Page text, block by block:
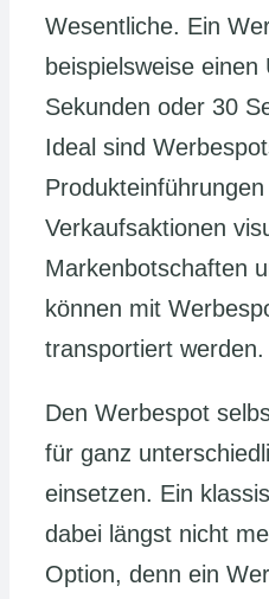
Wesentliche. Ein
beispielsweise
Sekunden oder 30
Ideal sind
Verkaufsaktionen
Markenbotschaften
können mit
transportiert werden.
Den Werbespot
für ganz
einsetzen. Ein
dabei längst nicht
Option, denn ein